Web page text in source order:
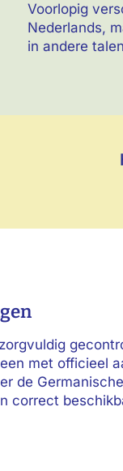
Voorlopig
Nederlands,
in andere
met officieel
de
correct